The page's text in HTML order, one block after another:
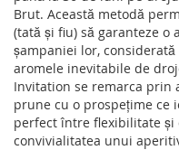
Brut. Această metodă
(tată și fiu) să garanteze o
șampaniei lor,
aromele inevitabile de
Invitation se remarca prin
prune cu o prospețime ce
perfect între flexibilitate
convivialitatea unui